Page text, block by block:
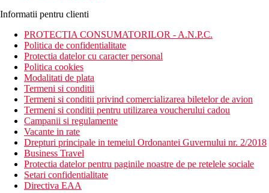
Informatii pentru clienti
PROTECTIA CONSUMATORILOR - A.N.P.C.
Politica de confidentialitate
Protectia datelor cu caracter personal
Politica cookies
Modalitati de plata
Termeni si conditii
Termeni si conditii privind comercializarea biletelor de avion
Termeni si conditii pentru utilizarea voucherului cadou
Campanii si regulamente
Vacante in rate
Drepturi principale in temeiul Ordonantei Guvernului nr. 2/2018
Business Travel
Protectia datelor pentru paginile noastre de pe retelele sociale
Setari confidentialitate
Directiva EAA